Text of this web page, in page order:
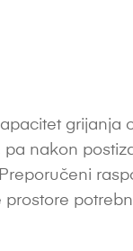
grijanja
pa nakon